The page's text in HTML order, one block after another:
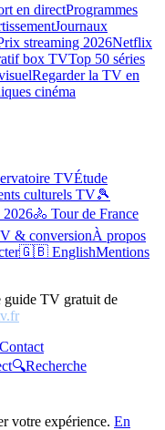
en directProgrammes
Journaux
streaming 2026Netflix
box TVTop 50 séries
Regarder la TV en
cinéma
TVÉtude
culturels TV🎾
2026🚴 Tour de France
& conversionÀ propos
🇬🇧 EnglishMentions
TV gratuit de
Contact
🔍Recherche
votre expérience. En